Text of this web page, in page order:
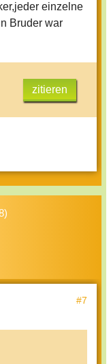
einzelne
Bruder war
zitieren
#7